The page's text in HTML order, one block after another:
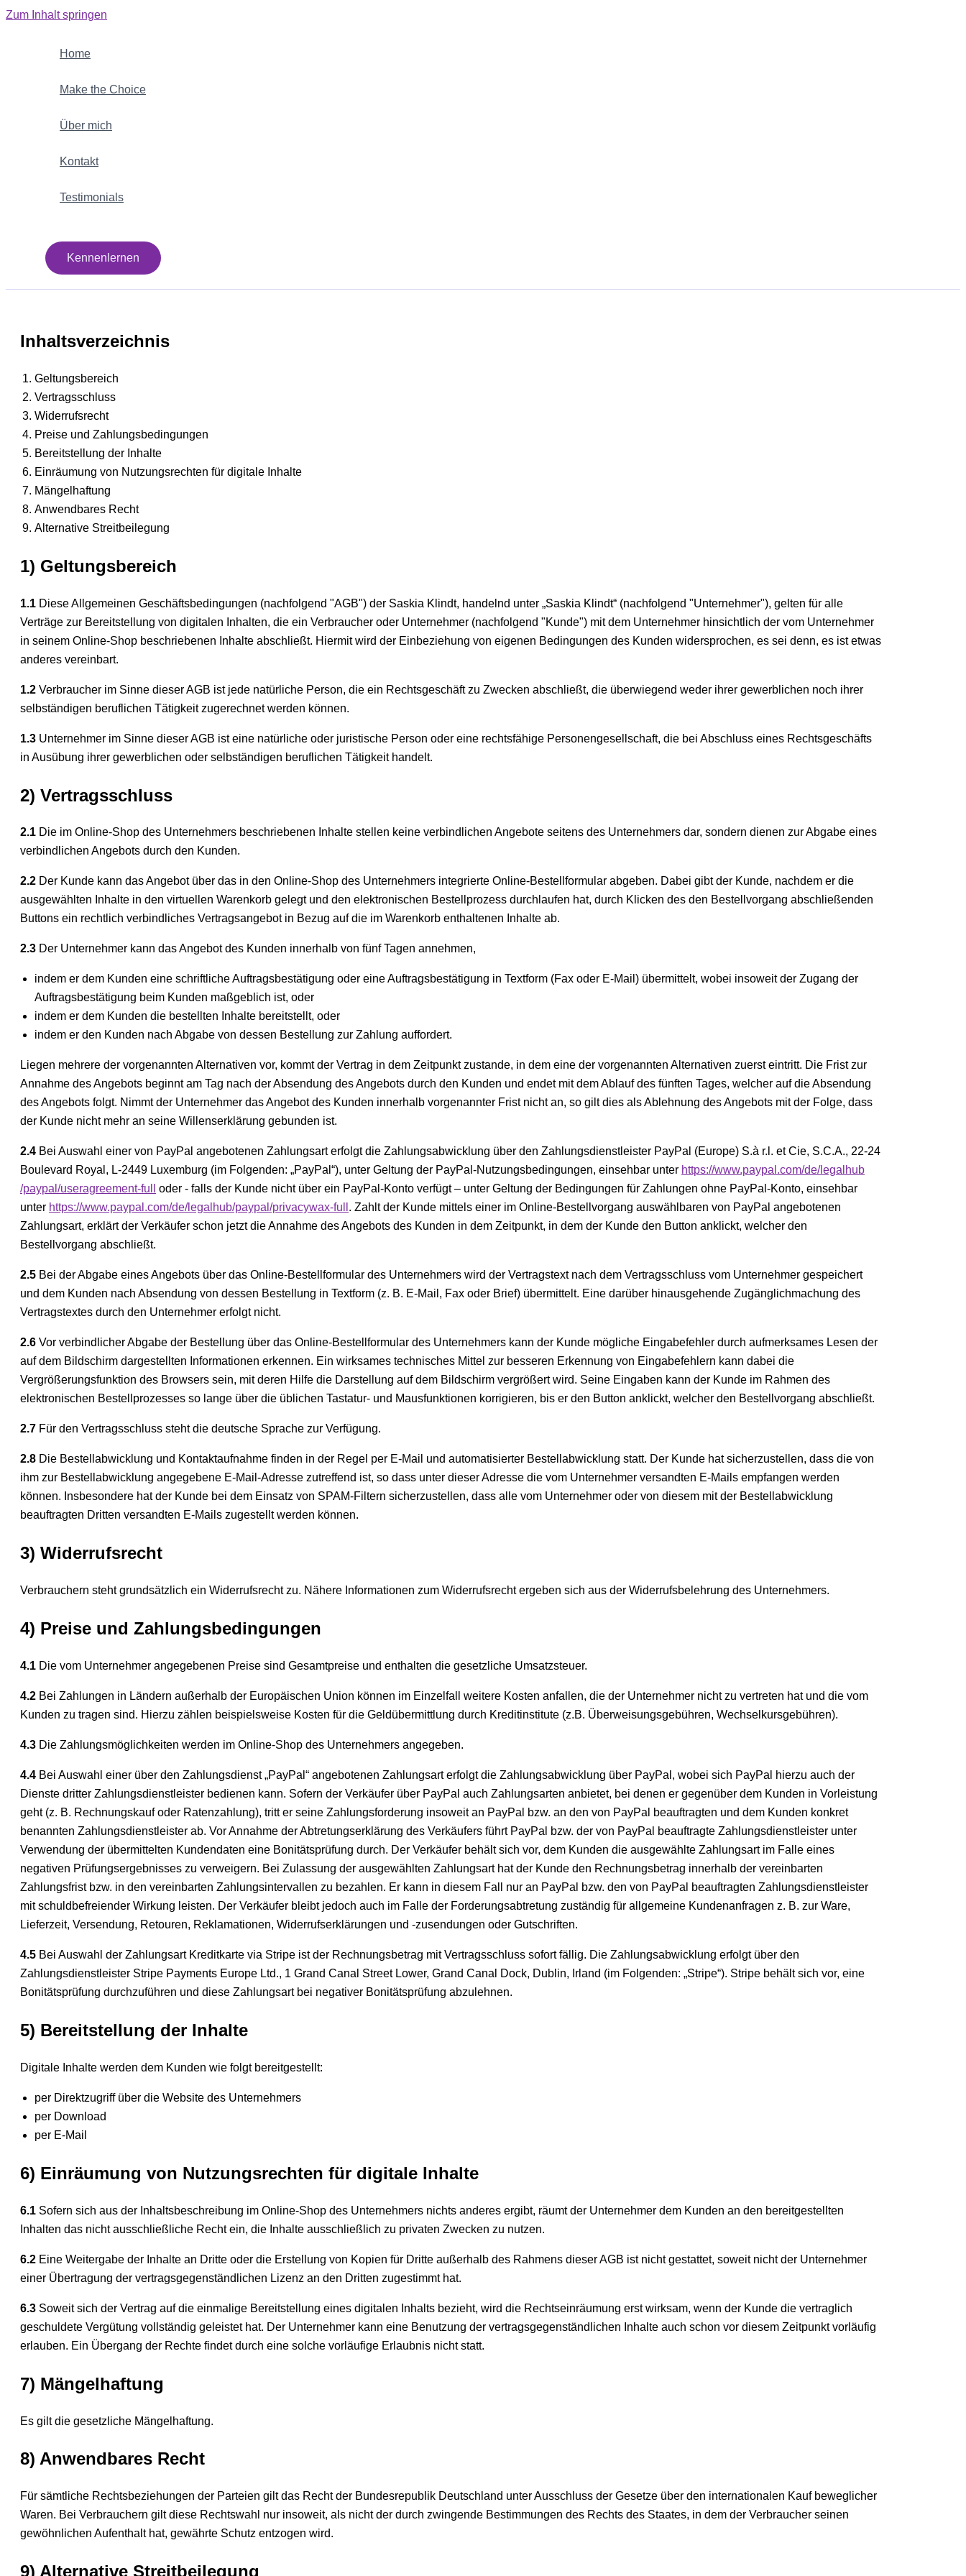
Zum Inhalt springen
Home
Make the Choice
Über mich
Kontakt
Testimonials
Kennenlernen
Inhaltsverzeichnis
Geltungsbereich
Vertragsschluss
Widerrufsrecht
Preise und Zahlungsbedingungen
Bereitstellung der Inhalte
Einräumung von Nutzungsrechten für digitale Inhalte
Mängelhaftung
Anwendbares Recht
Alternative Streitbeilegung
1) Geltungsbereich
1.1 Diese Allgemeinen Geschäftsbedingungen (nachfolgend "AGB") der Saskia Klindt, handelnd unter „Saskia Klindt“ (nachfolgend "Unternehmer"), gelten für alle
Verträge zur Bereitstellung von digitalen Inhalten, die ein Verbraucher oder Unternehmer (nachfolgend "Kunde") mit dem Unternehmer hinsichtlich der vom Unternehmer
in seinem Online-Shop beschriebenen Inhalte abschließt. Hiermit wird der Einbeziehung von eigenen Bedingungen des Kunden widersprochen, es sei denn, es ist etwas
anderes vereinbart.
1.2 Verbraucher im Sinne dieser AGB ist jede natürliche Person, die ein Rechtsgeschäft zu Zwecken abschließt, die überwiegend weder ihrer gewerblichen noch ihrer
selbständigen beruflichen Tätigkeit zugerechnet werden können.
1.3 Unternehmer im Sinne dieser AGB ist eine natürliche oder juristische Person oder eine rechtsfähige Personengesellschaft, die bei Abschluss eines Rechtsgeschäfts
in Ausübung ihrer gewerblichen oder selbständigen beruflichen Tätigkeit handelt.
2) Vertragsschluss
2.1 Die im Online-Shop des Unternehmers beschriebenen Inhalte stellen keine verbindlichen Angebote seitens des Unternehmers dar, sondern dienen zur Abgabe eines
verbindlichen Angebots durch den Kunden.
2.2 Der Kunde kann das Angebot über das in den Online-Shop des Unternehmers integrierte Online-Bestellformular abgeben. Dabei gibt der Kunde, nachdem er die
ausgewählten Inhalte in den virtuellen Warenkorb gelegt und den elektronischen Bestellprozess durchlaufen hat, durch Klicken des den Bestellvorgang abschließenden
Buttons ein rechtlich verbindliches Vertragsangebot in Bezug auf die im Warenkorb enthaltenen Inhalte ab.
2.3 Der Unternehmer kann das Angebot des Kunden innerhalb von fünf Tagen annehmen,
indem er dem Kunden eine schriftliche Auftragsbestätigung oder eine Auftragsbestätigung in Textform (Fax oder E-Mail) übermittelt, wobei insoweit der Zugang der
Auftragsbestätigung beim Kunden maßgeblich ist, oder
indem er dem Kunden die bestellten Inhalte bereitstellt, oder
indem er den Kunden nach Abgabe von dessen Bestellung zur Zahlung auffordert.
Liegen mehrere der vorgenannten Alternativen vor, kommt der Vertrag in dem Zeitpunkt zustande, in dem eine der vorgenannten Alternativen zuerst eintritt. Die Frist zur
Annahme des Angebots beginnt am Tag nach der Absendung des Angebots durch den Kunden und endet mit dem Ablauf des fünften Tages, welcher auf die Absendung
des Angebots folgt. Nimmt der Unternehmer das Angebot des Kunden innerhalb vorgenannter Frist nicht an, so gilt dies als Ablehnung des Angebots mit der Folge, dass
der Kunde nicht mehr an seine Willenserklärung gebunden ist.
2.4 Bei Auswahl einer von PayPal angebotenen Zahlungsart erfolgt die Zahlungsabwicklung über den Zahlungsdienstleister PayPal (Europe) S.à r.l. et Cie, S.C.A., 22-24
Boulevard Royal, L-2449 Luxemburg (im Folgenden: „PayPal“), unter Geltung der PayPal-Nutzungsbedingungen, einsehbar unter https://www.paypal.com/de/legalhub
/paypal /useragreement-full
oder - falls der Kunde nicht über ein PayPal-Konto verfügt – unter Geltung der Bedingungen für Zahlungen ohne PayPal-Konto, einsehbar
unter https://www.paypal.com/de/legalhub/paypal /privacywax-full . Zahlt der Kunde mittels einer im Online-Bestellvorgang auswählbaren von PayPal angebotenen
Zahlungsart, erklärt der Verkäufer schon jetzt die Annahme des Angebots des Kunden in dem Zeitpunkt, in dem der Kunde den Button anklickt, welcher den
Bestellvorgang abschließt.
2.5 Bei der Abgabe eines Angebots über das Online-Bestellformular des Unternehmers wird der Vertragstext nach dem Vertragsschluss vom Unternehmer gespeichert
und dem Kunden nach Absendung von dessen Bestellung in Textform (z. B. E-Mail, Fax oder Brief) übermittelt. Eine darüber hinausgehende Zugänglichmachung des
Vertragstextes durch den Unternehmer erfolgt nicht.
2.6 Vor verbindlicher Abgabe der Bestellung über das Online-Bestellformular des Unternehmers kann der Kunde mögliche Eingabefehler durch aufmerksames Lesen der
auf dem Bildschirm dargestellten Informationen erkennen. Ein wirksames technisches Mittel zur besseren Erkennung von Eingabefehlern kann dabei die
Vergrößerungsfunktion des Browsers sein, mit deren Hilfe die Darstellung auf dem Bildschirm vergrößert wird. Seine Eingaben kann der Kunde im Rahmen des
elektronischen Bestellprozesses so lange über die üblichen Tastatur- und Mausfunktionen korrigieren, bis er den Button anklickt, welcher den Bestellvorgang abschließt.
2.7 Für den Vertragsschluss steht die deutsche Sprache zur Verfügung.
2.8 Die Bestellabwicklung und Kontaktaufnahme finden in der Regel per E-Mail und automatisierter Bestellabwicklung statt. Der Kunde hat sicherzustellen, dass die von
ihm zur Bestellabwicklung angegebene E-Mail-Adresse zutreffend ist, so dass unter dieser Adresse die vom Unternehmer versandten E-Mails empfangen werden
können. Insbesondere hat der Kunde bei dem Einsatz von SPAM-Filtern sicherzustellen, dass alle vom Unternehmer oder von diesem mit der Bestellabwicklung
beauftragten Dritten versandten E-Mails zugestellt werden können.
3) Widerrufsrecht
Verbrauchern steht grundsätzlich ein Widerrufsrecht zu. Nähere Informationen zum Widerrufsrecht ergeben sich aus der Widerrufsbelehrung des Unternehmers.
4) Preise und Zahlungsbedingungen
4.1 Die vom Unternehmer angegebenen Preise sind Gesamtpreise und enthalten die gesetzliche Umsatzsteuer.
4.2 Bei Zahlungen in Ländern außerhalb der Europäischen Union können im Einzelfall weitere Kosten anfallen, die der Unternehmer nicht zu vertreten hat und die vom
Kunden zu tragen sind. Hierzu zählen beispielsweise Kosten für die Geldübermittlung durch Kreditinstitute (z.B. Überweisungsgebühren, Wechselkursgebühren).
4.3 Die Zahlungsmöglichkeiten werden im Online-Shop des Unternehmers angegeben.
4.4 Bei Auswahl einer über den Zahlungsdienst „PayPal“ angebotenen Zahlungsart erfolgt die Zahlungsabwicklung über PayPal, wobei sich PayPal hierzu auch der
Dienste dritter Zahlungsdienstleister bedienen kann. Sofern der Verkäufer über PayPal auch Zahlungsarten anbietet, bei denen er gegenüber dem Kunden in Vorleistung
geht (z. B. Rechnungskauf oder Ratenzahlung), tritt er seine Zahlungsforderung insoweit an PayPal bzw. an den von PayPal beauftragten und dem Kunden konkret
benannten Zahlungsdienstleister ab. Vor Annahme der Abtretungserklärung des Verkäufers führt PayPal bzw. der von PayPal beauftragte Zahlungsdienstleister unter
Verwendung der übermittelten Kundendaten eine Bonitätsprüfung durch. Der Verkäufer behält sich vor, dem Kunden die ausgewählte Zahlungsart im Falle eines
negativen Prüfungsergebnisses zu verweigern. Bei Zulassung der ausgewählten Zahlungsart hat der Kunde den Rechnungsbetrag innerhalb der vereinbarten
Zahlungsfrist bzw. in den vereinbarten Zahlungsintervallen zu bezahlen. Er kann in diesem Fall nur an PayPal bzw. den von PayPal beauftragten Zahlungsdienstleister
mit schuldbefreiender Wirkung leisten. Der Verkäufer bleibt jedoch auch im Falle der Forderungsabtretung zuständig für allgemeine Kundenanfragen z. B. zur Ware,
Lieferzeit, Versendung, Retouren, Reklamationen, Widerrufserklärungen und -zusendungen oder Gutschriften.
4.5 Bei Auswahl der Zahlungsart Kreditkarte via Stripe ist der Rechnungsbetrag mit Vertragsschluss sofort fällig. Die Zahlungsabwicklung erfolgt über den
Zahlungsdienstleister Stripe Payments Europe Ltd., 1 Grand Canal Street Lower, Grand Canal Dock, Dublin, Irland (im Folgenden: „Stripe“). Stripe behält sich vor, eine
Bonitätsprüfung durchzuführen und diese Zahlungsart bei negativer Bonitätsprüfung abzulehnen.
5) Bereitstellung der Inhalte
Digitale Inhalte werden dem Kunden wie folgt bereitgestellt:
per Direktzugriff über die Website des Unternehmers
per Download
per E-Mail
6) Einräumung von Nutzungsrechten für digitale Inhalte
6.1 Sofern sich aus der Inhaltsbeschreibung im Online-Shop des Unternehmers nichts anderes ergibt, räumt der Unternehmer dem Kunden an den bereitgestellten
Inhalten das nicht ausschließliche Recht ein, die Inhalte ausschließlich zu privaten Zwecken zu nutzen.
6.2 Eine Weitergabe der Inhalte an Dritte oder die Erstellung von Kopien für Dritte außerhalb des Rahmens dieser AGB ist nicht gestattet, soweit nicht der Unternehmer
einer Übertragung der vertragsgegenständlichen Lizenz an den Dritten zugestimmt hat.
6.3 Soweit sich der Vertrag auf die einmalige Bereitstellung eines digitalen Inhalts bezieht, wird die Rechtseinräumung erst wirksam, wenn der Kunde die vertraglich
geschuldete Vergütung vollständig geleistet hat. Der Unternehmer kann eine Benutzung der vertragsgegenständlichen Inhalte auch schon vor diesem Zeitpunkt vorläufig
erlauben. Ein Übergang der Rechte findet durch eine solche vorläufige Erlaubnis nicht statt.
7) Mängelhaftung
Es gilt die gesetzliche Mängelhaftung.
8) Anwendbares Recht
Für sämtliche Rechtsbeziehungen der Parteien gilt das Recht der Bundesrepublik Deutschland unter Ausschluss der Gesetze über den internationalen Kauf beweglicher
Waren. Bei Verbrauchern gilt diese Rechtswahl nur insoweit, als nicht der durch zwingende Bestimmungen des Rechts des Staates, in dem der Verbraucher seinen
gewöhnlichen Aufenthalt hat, gewährte Schutz entzogen wird.
9) Alternative Streitbeilegung